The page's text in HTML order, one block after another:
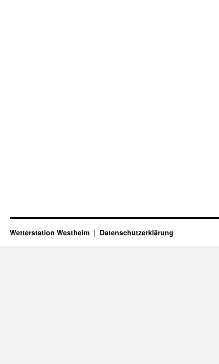
Wetterstation Westheim Datenschutzerklärung